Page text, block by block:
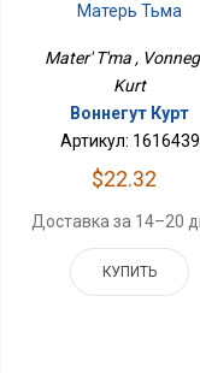
Матерь Тьма
Mater' T'ma ,
Kurt
Воннегут Курт
Артикул: 1616439
$22.32
Доставка за 14–20
КУПИТЬ